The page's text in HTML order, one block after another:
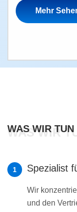
WAS WIR
WAS WIR TUN
1 Spezialist
Wir
und den
Mehr